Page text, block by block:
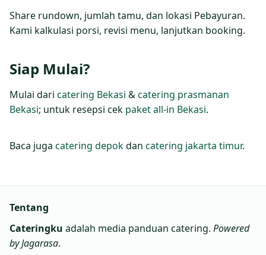
Share rundown, jumlah tamu, dan lokasi Pebayuran.
Kami kalkulasi porsi, revisi menu, lanjutkan booking.
Siap Mulai?
Mulai dari catering Bekasi &catering prasmanan
Bekasi; untuk resepsi cek paket all‑in Bekasi.
Baca juga catering depokdan catering jakarta timur.
Tentang
Cateringku adalah media panduan catering. Powered
by Jagarasa.